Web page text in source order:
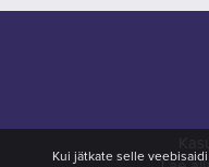
Kui jätkate selle